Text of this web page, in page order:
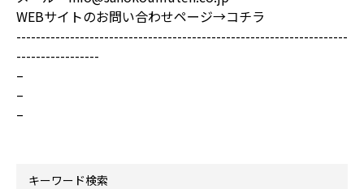
WEBサイトのお問い合わせページ→コチラ
--------------------------------------------------------------------
-----------------
–
–
–
キーワード検索